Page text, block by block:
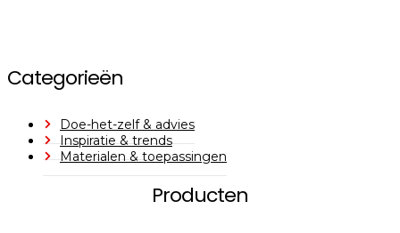
Categorieën
Doe-het-zelf & advies
Inspiratie & trends
Materialen & toepassingen
Producten